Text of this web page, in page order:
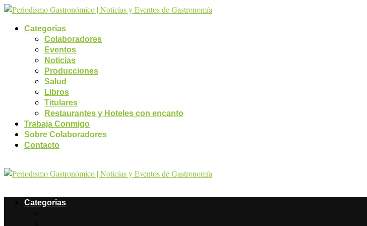
Categorias
Colaboradores
Eventos
Noticias
Producciones
Salud
Libros
Titulares
Restaurantes y Hoteles con encanto
Trabaja Conmigo
Sobre Colaboradores
Contacto
Categorias